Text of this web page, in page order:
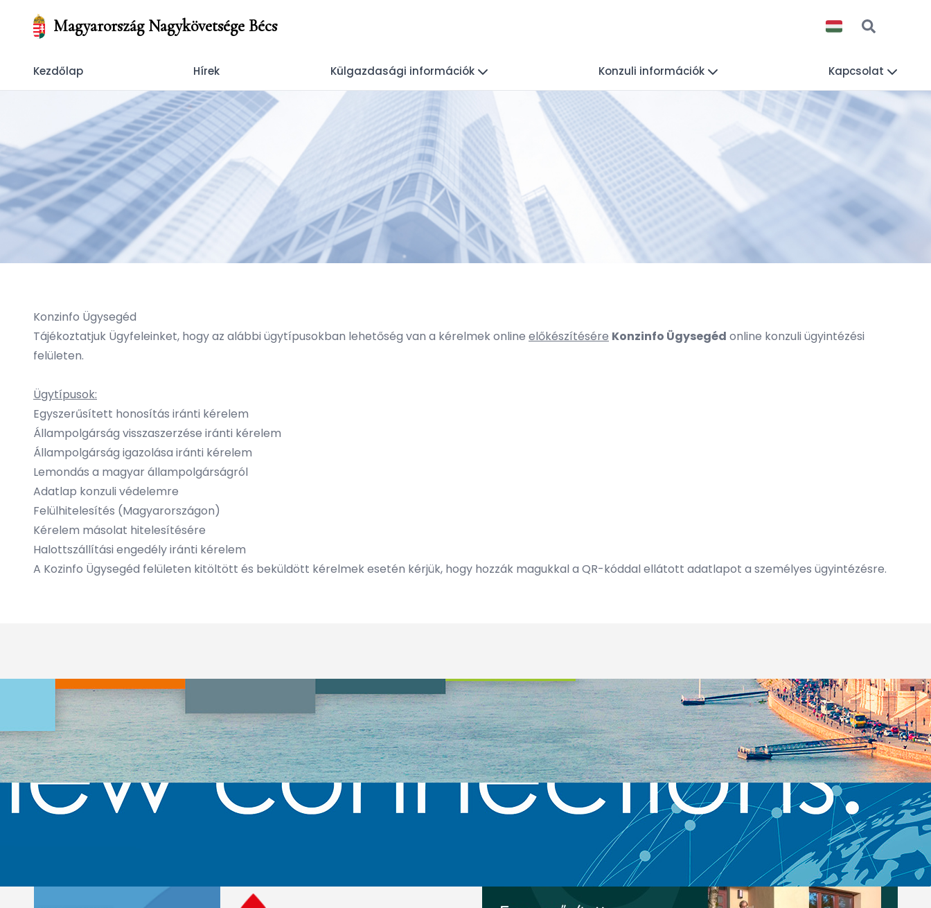
Magyarország Nagykövetsége Bécs
Kezdőlap Hírek Külgazdasági információk Konzuli információk Kapcsolat
Konzinfo Ügysegéd
Tájékoztatjuk Ügyfeleinket, hogy az alábbi ügytípusokban lehetőség van a kérelmek online előkészítésére Konzinfo Ügysegéd online konzuli ügyintézési
felületen.
Ügytípusok:
Egyszerűsített honosítás iránti kérelem
Állampolgárság visszaszerzése iránti kérelem
Állampolgárság igazolása iránti kérelem
Lemondás a magyar állampolgárságról
Adatlap konzuli védelemre
Felülhitelesítés (Magyarországon)
Kérelem másolat hitelesítésére
Halottszállítási engedély iránti kérelem
A Kozinfo Ügysegéd felületen kitöltött és beküldött kérelmek esetén kérjük, hogy hozzák magukkal a QR-kóddal ellátott adatlapot a személyes ügyintézésre.